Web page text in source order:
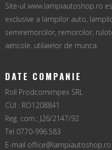
Site-ul www.lampiautoshop.ro
exclusive a lampilor auto,
semiremorcilor, remorcilor,
agricole, utilajelor de munca.
DATE COMPANIE
Roll Prodcomimpex SRL
CUI : RO1208841
Reg. com.: J26/2147/92
Tel 0770-996.583
E-mail office@lampiautoshop.ro